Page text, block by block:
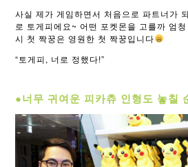
사실 제가 게임하면서 처음으로 파트너가
로 토게피에요~ 어떤 포켓몬을 고를까 엄
시 첫 짝꿍은 영원한 첫 짝꿍입니다
“토게피, 너로 정했다!”
●너무 귀여운 피카츄 인형도 놓칠